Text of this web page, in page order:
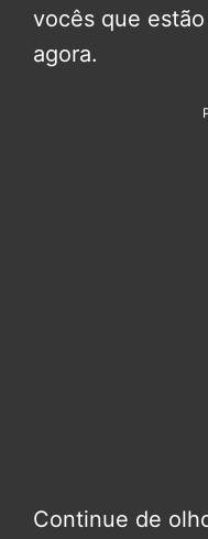
vocês que
agora.
Continue de